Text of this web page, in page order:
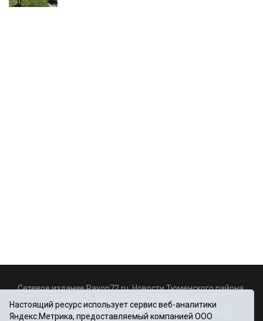
Сетевое издание Rayon72.ru. Новости Тюменского района.
Rayon72@yandex.ru
Регистрационный номер СМИ Эл № ФС77-67956 от
Настоящий ресурс использует сервис веб-аналитики
Яндекс.Метрика, предоставляемый компанией ООО